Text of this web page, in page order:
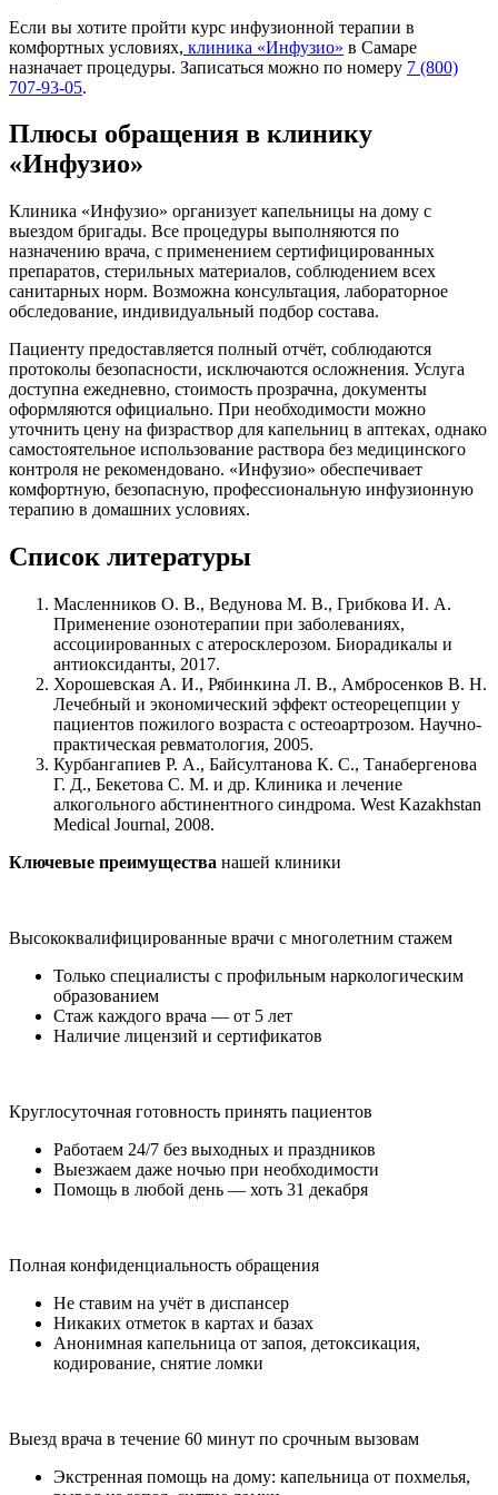
Если вы хотите пройти курс инфузионной терапии в
комфортных условиях, клиника «Инфузио» в Самаре
назначает процедуры. Записаться можно по номеру 7 (800)
707-93-05.
Плюсы обращения в клинику
«Инфузио»
Клиника «Инфузио» организует капельницы на дому с
выездом бригады. Все процедуры выполняются по
назначению врача, с применением сертифицированных
препаратов, стерильных материалов, соблюдением всех
санитарных норм. Возможна консультация, лабораторное
обследование, индивидуальный подбор состава.
Пациенту предоставляется полный отчёт, соблюдаются
протоколы безопасности, исключаются осложнения. Услуга
доступна ежедневно, стоимость прозрачна, документы
оформляются официально. При необходимости можно
уточнить цену на физраствор для капельниц в аптеках, однако
самостоятельное использование раствора без медицинского
контроля не рекомендовано. «Инфузио» обеспечивает
комфортную, безопасную, профессиональную инфузионную
терапию в домашних условиях.
Список литературы
Масленников О. В., Ведунова М. В., Грибкова И. А.
Применение озонотерапии при заболеваниях,
ассоциированных с атеросклерозом. Биорадикалы и
антиоксиданты, 2017.
Хорошевская А. И., Рябинкина Л. В., Амбросенков В. Н.
Лечебный и экономический эффект остеорецепции у
пациентов пожилого возраста с остеоартрозом. Научно-
практическая ревматология, 2005.
Курбангапиев Р. А., Байсултанова К. С., Танабергенова
Г. Д., Бекетова С. М. и др. Клиника и лечение
алкогольного абстинентного синдрома. West Kazakhstan
Medical Journal, 2008.
Ключевые преимущества нашей клиники
Высококвалифицированные врачи с многолетним стажем
Только специалисты с профильным наркологическим
образованием
Стаж каждого врача — от 5 лет
Наличие лицензий и сертификатов
Круглосуточная готовность принять пациентов
Работаем 24/7 без выходных и праздников
Выезжаем даже ночью при необходимости
Помощь в любой день — хоть 31 декабря
Полная конфиденциальность обращения
Не ставим на учёт в диспансер
Никаких отметок в картах и базах
Анонимная капельница от запоя, детоксикация,
кодирование, снятие ломки
Выезд врача в течение 60 минут по срочным вызовам
Экстренная помощь на дому: капельница от похмелья,